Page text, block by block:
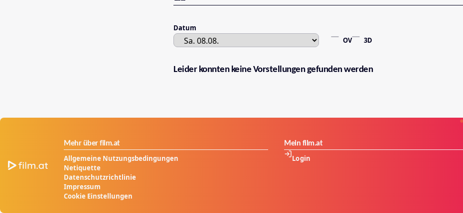
Datum
OV
3D
Leider konnten keine Vorstellungen gefunden werden
Mehr über film.at
Allgemeine Nutzungsbedingungen
Netiquette
Datenschutzrichtlinie
Impressum
Cookie Einstellungen
Mein film.at
Login